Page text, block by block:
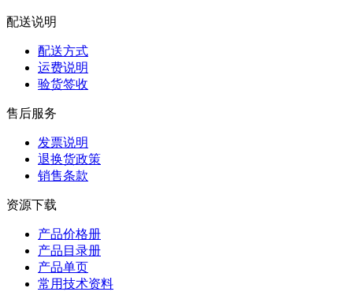
配送说明
配送方式
运费说明
验货签收
售后服务
发票说明
退换货政策
销售条款
资源下载
产品价格册
产品目录册
产品单页
常用技术资料